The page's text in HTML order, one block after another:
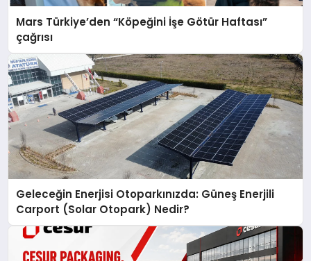
Mars Türkiye’den “Köpeğini İşe Götür Haftası”
çağrısı
Geleceğin Enerjisi Otoparkınızda: Güneş Enerjili
Carport (Solar Otopark) Nedir?